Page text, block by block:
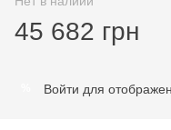
45 682 грн
Войти для